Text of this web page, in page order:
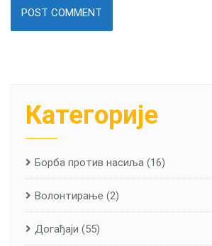
Категорије
Борба против насиља (16)
Волонтирање (2)
Догађаји (55)